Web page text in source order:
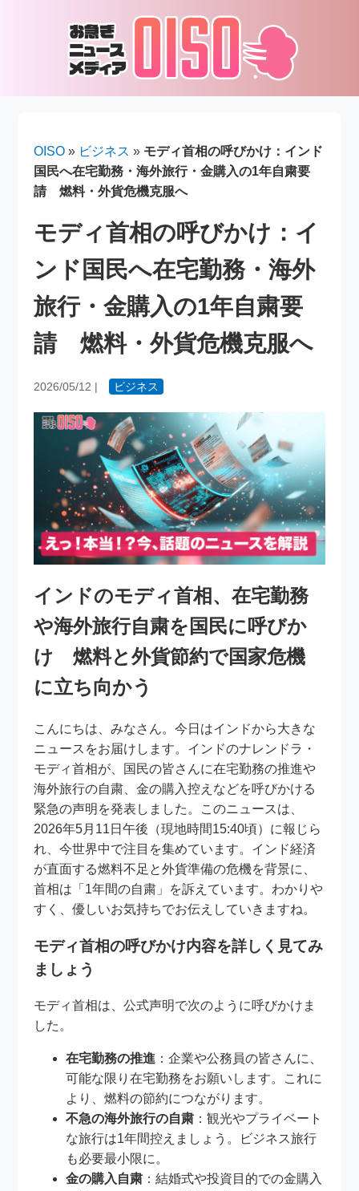
OISO » ビジネス » モディ首相の呼びかけ：インド
国民へ在宅勤務・海外旅行・金購入の1年自粛要
請 燃料・外貨危機克服へ
モディ首相の呼びかけ：イ
ンド国民へ在宅勤務・海外
旅行・金購入の1年自粛要
請 燃料・外貨危機克服へ
2026/05/12 | ビジネス
インドのモディ首相、在宅勤務
や海外旅行自粛を国民に呼びか
け 燃料と外貨節約で国家危機
に立ち向かう
こんにちは、みなさん。今日はインドから大きな
ニュースをお届けします。インドのナレンドラ・
モディ首相が、国民の皆さんに在宅勤務の推進や
海外旅行の自粛、金の購入控えなどを呼びかける
緊急の声明を発表しました。このニュースは、
2026年5月11日午後（現地時間15:40頃）に報じら
れ、今世界中で注目を集めています。インド経済
が直面する燃料不足と外貨準備の危機を背景に、
首相は「1年間の自粛」を訴えています。わかりや
すく、優しいお気持ちでお伝えしていきますね。
モディ首相の呼びかけ内容を詳しく見てみ
ましょう
モディ首相は、公式声明で次のように呼びかけま
した。
在宅勤務の推進 ：企業や公務員の皆さんに、
可能な限り在宅勤務をお願いします。これに
より、燃料の節約につながります。
不急の海外旅行の自粛 ：観光やプライベート
な旅行は1年間控えましょう。ビジネス旅行
も必要最小限に。
金の購入自粛 ：結婚式や投資目的での金購入